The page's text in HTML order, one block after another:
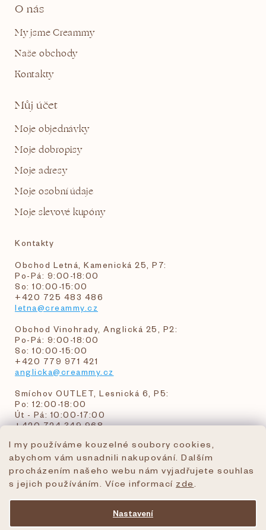
I my používáme kouzelné soubory cookies,
abychom vám usnadnili nakupování. Dalším
procházením našeho webu nám vyjadřujete souhlas
s jejich používáním. Více informací zde
Nastavení
O nás
My jsme Creammy
Naše obchody
Kontakty
Můj účet
Moje objednávky
Moje dobropisy
Moje adresy
Moje osobní údaje
Moje slevové kupóny
Kontakty
Obchod Letná, Kamenická 25, P7:
Po-Pá: 9:00-18:00
So: 10:00-15:00
+420 725 483 486
letna@creammy.cz
Obchod Vinohrady, Anglická 25, P2:
Po-Pá: 9:00-18:00
So: 10:00-15:00
+420 779 971 421
anglicka@creammy.cz
Smíchov OUTLET, Lesnická 6, P5:
Po: 12:00-18:00
Út - Pá: 10:00-17:00
+420 724 349 968
objednavky@creammy.cz
tel:+420 724 349 968